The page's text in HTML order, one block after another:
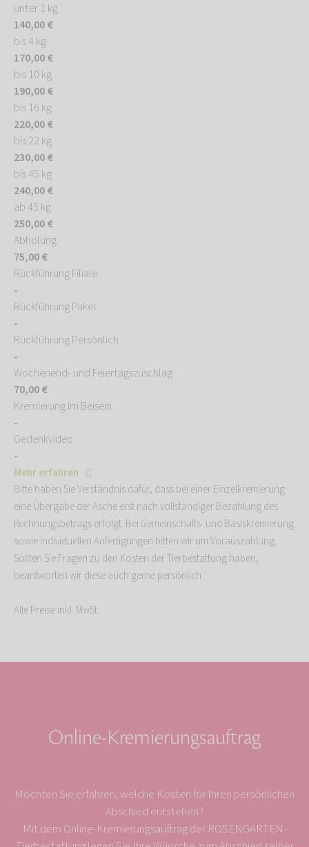
unter 1 kg
140,00 €
bis 4 kg
170,00 €
bis 10 kg
190,00 €
bis 16 kg
220,00 €
bis 22 kg
230,00 €
bis 45 kg
240,00 €
ab 45 kg
250,00 €
Abholung
75,00 €
Rückführung Filiale
-
Rückführung Paket
-
Rückführung Persönlich
-
Wochenend- und Feiertagszuschlag
70,00 €
Kremierung im Beisein
-
Gedenkvideo
-
Mehr erfahren
Bitte haben Sie Verständnis dafür, dass bei einer Einzelkremierung
eine Übergabe der Asche erst nach vollständiger Bezahlung des
Rechnungsbetrags erfolgt. Bei Gemeinschafts- und Basiskremierung
sowie individuellen Anfertigungen bitten wir um Vorauszahlung.
Sollten Sie Fragen zu den Kosten der Tierbestattung haben,
beantworten wir diese auch gerne persönlich.
Alle Preise inkl. MwSt.
Online-Kremierungsauftrag
Möchten Sie erfahren, welche Kosten für Ihren persönlichen
Abschied entstehen?
Mit dem Online-Kremierungsauftrag der ROSENGARTEN-